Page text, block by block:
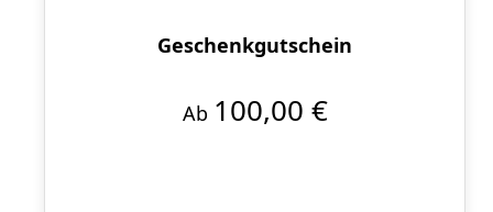
Geschenkgutschein
Ab 100,00 €